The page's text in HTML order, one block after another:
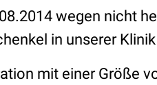
wegen nicht
in unserer
mit einer Größe